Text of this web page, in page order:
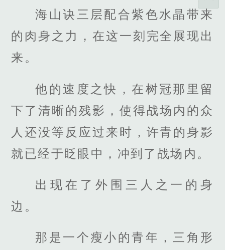
海山诀三层配合紫色水晶带来
的肉身之力，在这一刻完全展现出
来。
他的速度之快，在树冠那里留
下了清晰的残影，使得战场内的众
人还没等反应过来时，许青的身影
就已经于眨眼中，冲到了战场内。
出现在了外围三人之一的身
边。
那是一个瘦小的青年，三角形